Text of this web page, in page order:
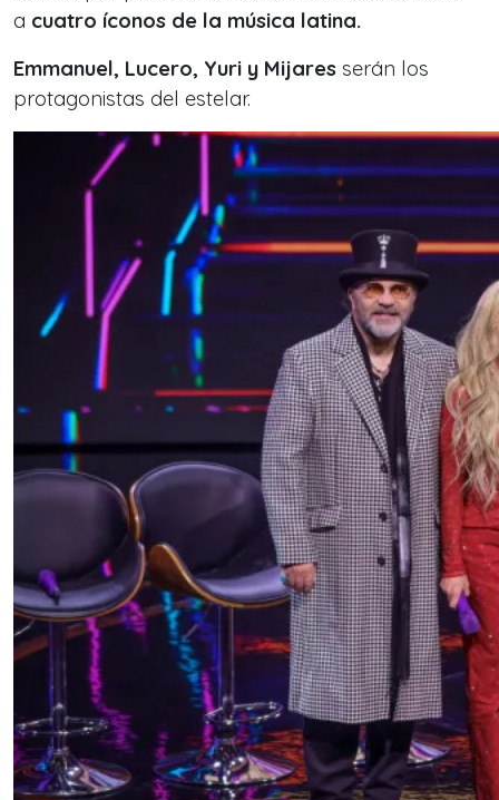
a cuatro íconos de la música latina.
Emmanuel, Lucero, Yuri y Mijares serán los
protagonistas del estelar.